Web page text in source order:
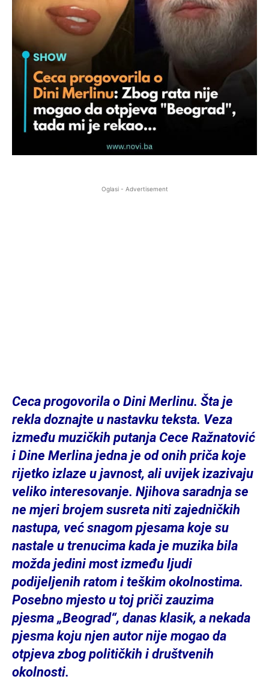
Oglasi - Advertisement
Ceca progovorila o Dini Merlinu. Šta je
rekla doznajte u nastavku teksta. Veza
između muzičkih putanja Cece Ražnatović
i Dine Merlina jedna je od onih priča koje
rijetko izlaze u javnost, ali uvijek izazivaju
veliko interesovanje. Njihova saradnja se
ne mjeri brojem susreta niti zajedničkih
nastupa, već snagom pjesama koje su
nastale u trenucima kada je muzika bila
možda jedini most između ljudi
podijeljenih ratom i teškim okolnostima.
Posebno mjesto u toj priči zauzima
pjesma „Beograd“, danas klasik, a nekada
pjesma koju njen autor nije mogao da
otpjeva zbog političkih i društvenih
okolnosti.